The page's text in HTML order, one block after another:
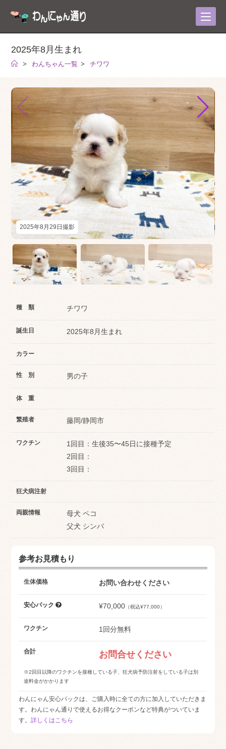
2025年8月生まれ
> わんちゃん一覧 > チワワ
2025年8月29日撮影
種 類 チワワ
誕生日 2025年8月生まれ
カラー
性 別 男の子
体 重
繁殖者 藤岡/静岡市
ワクチン
1回目：生後35〜45日に接種予定
2回目：
3回目：
狂犬病注射
両親情報
母犬 ペコ
父犬 シンバ
参考お見積もり
生体価格 お問い合わせください
安心パック ¥70,000 （税込¥77,000）
ワクチン 1回分無料
合計 お問合せください
※2回目以降のワクチンを接種している子、狂犬病予防注射をしている子は別
途料金がかかります
わんにゃん安心パックは、ご購入時に全ての方に加入していただきま
す。わんにゃん通りで使えるお得なクーポンなど特典がついていま
す。詳しくはこちら